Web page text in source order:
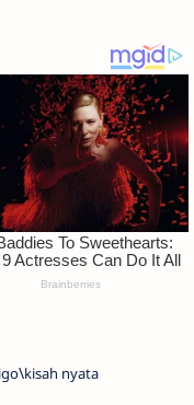
kisah nyata